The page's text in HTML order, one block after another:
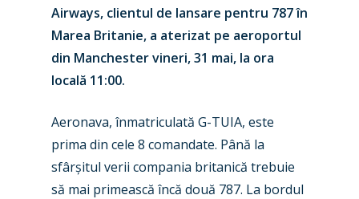
Airways, clientul de lansare pentru 787 în
Marea Britanie, a aterizat pe aeroportul
din Manchester vineri, 31 mai, la ora
locală 11:00.
Aeronava, înmatriculată G-TUIA, este
prima din cele 8 comandate. Până la
sfârșitul verii compania britanică trebuie
să mai primească încă două 787. La bordul